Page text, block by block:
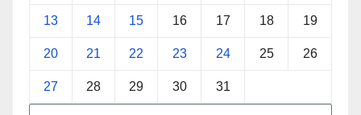
13 14 15 16 17 18 19
20 21 22 23 24 25 26
27 28 29 30 31